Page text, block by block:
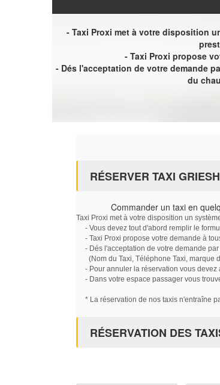
- Taxi Proxi met à votre disposition
- Taxi Proxi propose
- Dés l'acceptation de votre demande
du
RÉSERVER TAXI
Commander un taxi en
Taxi Proxi met à votre disposition un
- Vous devez tout d'abord remplir le
- Taxi Proxi propose votre demande à
- Dés l'acceptation de votre demande
(Nom du Taxi, Téléphone Taxi, marque
- Pour annuler la réservation vous devez
- Dans votre espace passager vous
* La réservation de nos taxis n'entraîne
RÉSERVATION DES